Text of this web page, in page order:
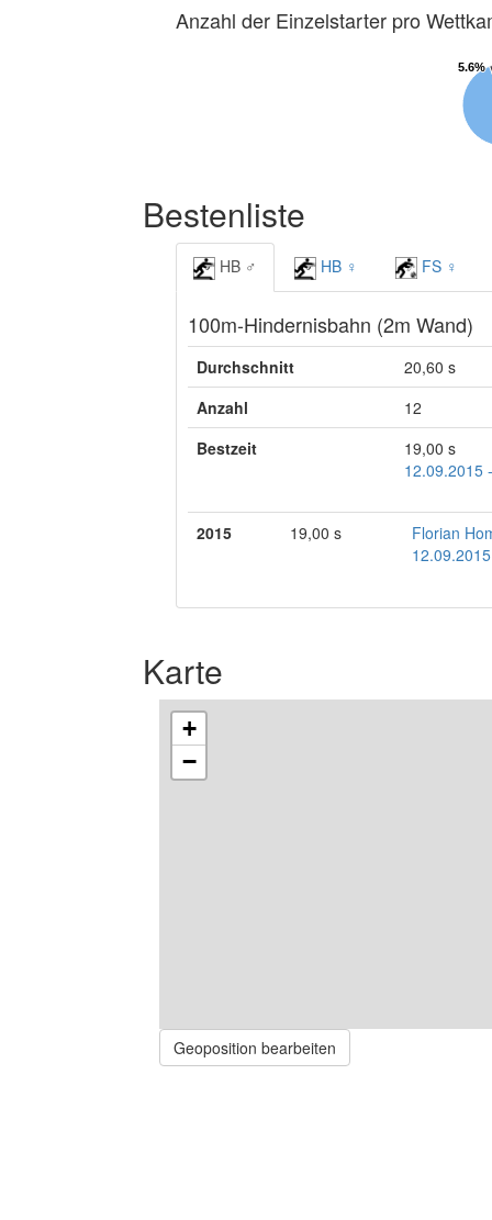
Anzahl der Einzelstarter pro
5.6%
5.6%
Bestenliste
HB ♂ HB ♀ FS ♀
100m-Hindernisbahn (2m Wand)
Durchschnitt
20,60 s
Anzahl
12
Bestzeit
19,00 s
12.09.2015
2015 19,00 s
Florian
Karte
+
−
Geoposition bearbeiten